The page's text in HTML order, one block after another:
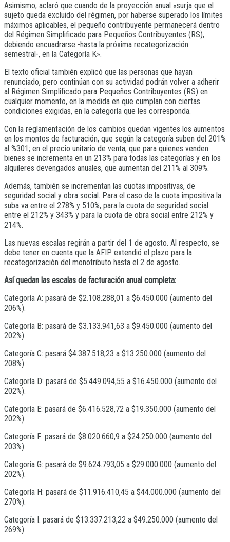
Asimismo, aclaró que cuando de la proyección anual «surja que el
sujeto queda excluido del régimen, por haberse superado los límites
máximos aplicables, el pequeño contribuyente permanecerá dentro
del Régimen Simplificado para Pequeños Contribuyentes (RS),
debiendo encuadrarse -hasta la próxima recategorización
semestral-, en la Categoría K».
El texto oficial también explicó que las personas que hayan
renunciado, pero continúan con su actividad podrán volver a adherir
al Régimen Simplificado para Pequeños Contribuyentes (RS) en
cualquier momento, en la medida en que cumplan con ciertas
condiciones exigidas, en la categoría que les corresponda.
Con la reglamentación de los cambios quedan vigentes los aumentos
en los montos de facturación, que según la categoría suben del 201%
al %301; en el precio unitario de venta, que para quienes venden
bienes se incrementa en un 213% para todas las categorías y en los
alquileres devengados anuales, que aumentan del 211% al 309%.
Además, también se incrementan las cuotas impositivas, de
seguridad social y obra social. Para el caso de la cuota impositiva la
suba va entre el 278% y 510%, para la cuota de seguridad social
entre el 212% y 343% y para la cuota de obra social entre 212% y
214%.
Las nuevas escalas regirán a partir del 1 de agosto. Al respecto, se
debe tener en cuenta que la AFIP extendió el plazo para la
recategorización del monotributo hasta el 2 de agosto.
Así quedan las escalas de facturación anual completa:
Categoría A: pasará de $2.108.288,01 a $6.450.000 (aumento del
206%).
Categoría B: pasará de $3.133.941,63 a $9.450.000 (aumento del
202%).
Categoría C: pasará $4.387.518,23 a $13.250.000 (aumento del
208%).
Categoría D: pasará de $5.449.094,55 a $16.450.000 (aumento del
202%).
Categoría E: pasará de $6.416.528,72 a $19.350.000 (aumento del
202%).
Categoría F: pasará de $8.020.660,9 a $24.250.000 (aumento del
203%).
Categoría G: pasará de $9.624.793,05 a $29.000.000 (aumento del
202%).
Categoría H: pasará de $11.916.410,45 a $44.000.000 (aumento del
270%).
Categoría I: pasará de $13.337.213,22 a $49.250.000 (aumento del
269%).